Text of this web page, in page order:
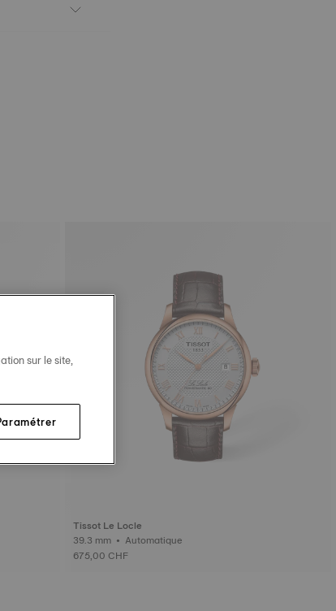
Tissot Le Locle
39.3 mm • Automatique
675,00 CHF
sur le site,